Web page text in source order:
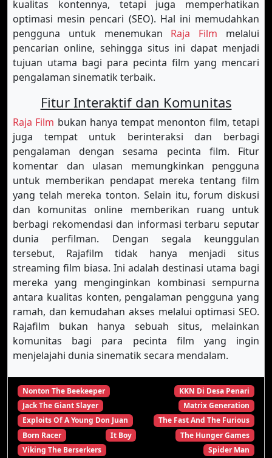
kualitas kontennya, tetapi juga memperhatikan
optimasi mesin pencari (SEO). Hal ini memudahkan
pengguna untuk menemukan Raja Film melalui
pencarian online, sehingga situs ini dapat menjadi
tujuan utama bagi para pecinta film yang mencari
pengalaman sinematik terbaik.
Fitur Interaktif dan Komunitas
Raja Film bukan hanya tempat menonton film, tetapi
juga tempat untuk berinteraksi dan berbagi
pengalaman dengan sesama pecinta film. Fitur
komentar dan ulasan memungkinkan pengguna
untuk memberikan pendapat mereka tentang film
yang telah mereka tonton. Selain itu, forum diskusi
dan komunitas online memberikan ruang untuk
berbagi rekomendasi dan informasi terbaru seputar
dunia perfilman. Dengan segala keunggulan
tersebut, Rajafilm tidak hanya menjadi situs
streaming film biasa. Ini adalah destinasi utama bagi
mereka yang menginginkan kombinasi sempurna
antara kualitas konten, pengalaman pengguna yang
ramah, dan kemudahan akses melalui optimasi SEO.
Rajafilm bukan hanya sebuah situs, melainkan
komunitas bagi para pecinta film yang ingin
menjelajahi dunia sinematik secara mendalam.
Nonton The Beekeeper
KKN Di Desa Penari
Jack The Giant Slayer
Matrix Generation
Exploits Of A Young Don Juan
The Fast And The Furious
Born Racer
It Boy
The Hunger Games
Viking The Berserkers
Spider Man